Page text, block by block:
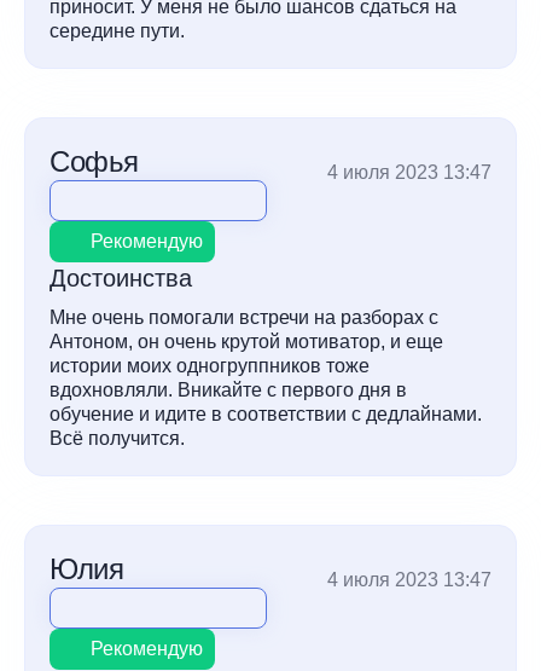
приносит. У меня не было шансов сдаться на
середине пути.
Софья 4 июля 2023 13:47
Рекомендую
Достоинства
Мне очень помогали встречи на разборах с
Антоном, он очень крутой мотиватор, и еще
истории моих одногруппников тоже
вдохновляли. Вникайте с первого дня в
обучение и идите в соответствии с дедлайнами.
Всё получится.
Юлия 4 июля 2023 13:47
Рекомендую